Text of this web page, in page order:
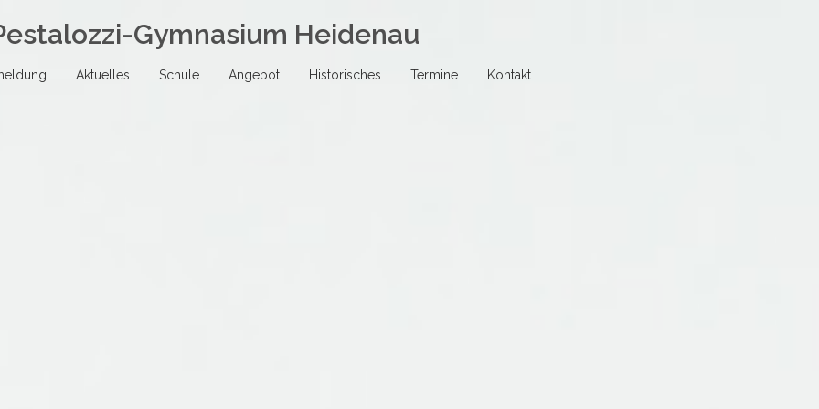
Gymnasium Heidenau
Aktuelles Schule Angebot Historisches Termine Kontakt